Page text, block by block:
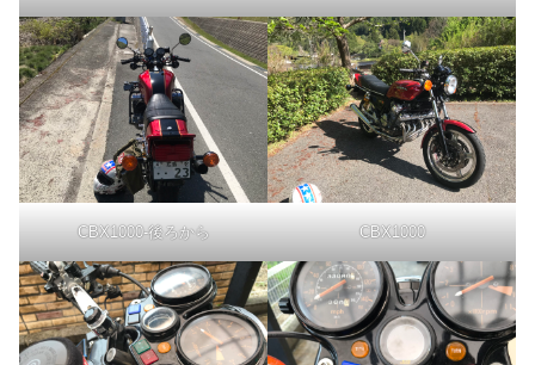
CBX1000-後ろから CBX1000